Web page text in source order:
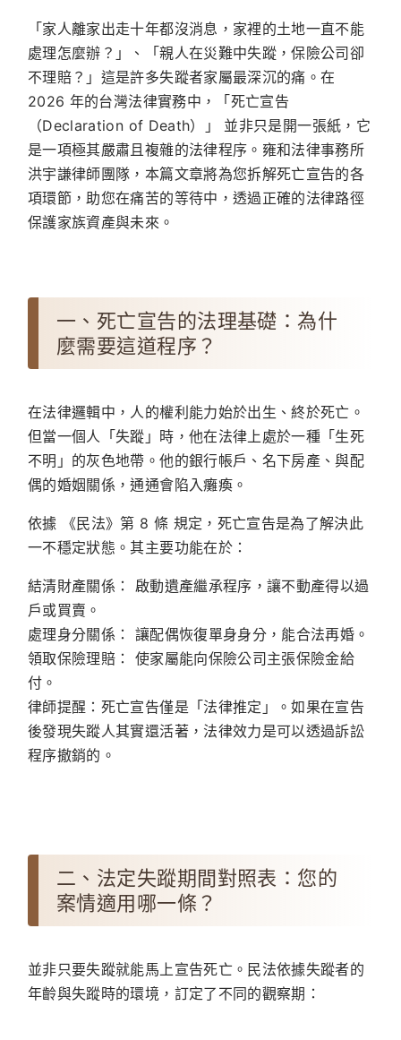
「家人離家出走十年都沒消息，家裡的土地一直不能
處理怎麼辦？」、「親人在災難中失蹤，保險公司卻
不理賠？」這是許多失蹤者家屬最深沉的痛。在
2026 年的台灣法律實務中，「死亡宣告
（Declaration of Death）」 並非只是開一張紙，它
是一項極其嚴肅且複雜的法律程序。雍和法律事務所
洪宇謙律師團隊，本篇文章將為您拆解死亡宣告的各
項環節，助您在痛苦的等待中，透過正確的法律路徑
保護家族資產與未來。
一、死亡宣告的法理基礎：為什
麼需要這道程序？
在法律邏輯中，人的權利能力始於出生、終於死亡。
但當一個人「失蹤」時，他在法律上處於一種「生死
不明」的灰色地帶。他的銀行帳戶、名下房產、與配
偶的婚姻關係，通通會陷入癱瘓。
依據 《民法》第 8 條 規定，死亡宣告是為了解決此
一不穩定狀態。其主要功能在於：
結清財產關係：
啟動遺產繼承程序，讓不動產得以過
戶或買賣。
處理身分關係：
讓配偶恢復單身身分，能合法再婚。
領取保險理賠：
使家屬能向保險公司主張保險金給
付。
律師提醒：死亡宣告僅是「法律推定」。如果在宣告
後發現失蹤人其實還活著，法律效力是可以透過訴訟
程序撤銷的。
二、法定失蹤期間對照表：您的
案情適用哪一條？
並非只要失蹤就能馬上宣告死亡。民法依據失蹤者的
年齡與失蹤時的環境，訂定了不同的觀察期：